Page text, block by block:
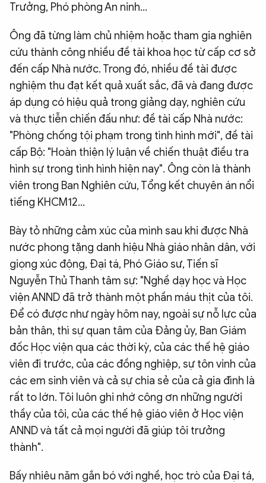
Trưởng, Phó phòng An ninh…
Ông đã từng làm chủ nhiệm hoặc tham gia nghiên
cứu thành công nhiều đề tài khoa học từ cấp cơ sở
đến cấp Nhà nước. Trong đó, nhiều đề tài được
nghiệm thu đạt kết quả xuất sắc, đã và đang được
áp dụng có hiệu quả trong giảng dạy, nghiên cứu
và thực tiễn chiến đấu như: đề tài cấp Nhà nước:
"Phòng chống tội phạm trong tình hình mới", đề tài
cấp Bộ: "Hoàn thiện lý luận về chiến thuật điều tra
hình sự trong tình hình hiện nay". Ông còn là thành
viên trong Ban Nghiên cứu, Tổng kết chuyên án nổi
tiếng KHCM12…
Bày tỏ những cảm xúc của mình sau khi được Nhà
nước phong tặng danh hiệu Nhà giáo nhân dân, với
giọng xúc động, Đại tá, Phó Giáo sư, Tiến sĩ
Nguyễn Thủ Thanh tâm sự: "Nghề dạy học và Học
viện ANND đã trở thành một phần máu thịt của tôi.
Để có được như ngày hôm nay, ngoài sự nỗ lực của
bản thân, thì sự quan tâm của Đảng ủy, Ban Giám
đốc Học viện qua các thời kỳ, của các thế hệ giáo
viên đi trước, của các đồng nghiệp, sự tôn vinh của
các em sinh viên và cả sự chia sẻ của cả gia đình là
rất to lớn. Tôi luôn ghi nhớ công ơn những người
thầy của tôi, của các thế hệ giáo viên ở Học viện
ANND và tất cả mọi người đã giúp tôi trưởng
thành".
Bấy nhiêu năm gắn bó với nghề, học trò của Đại tá,